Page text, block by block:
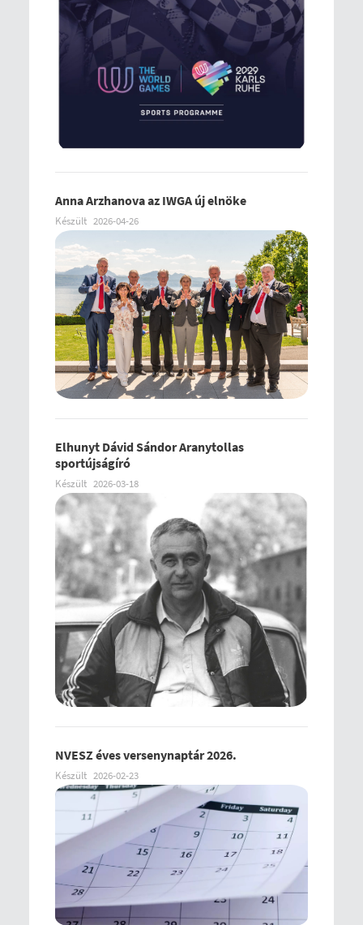
Anna Arzhanova az IWGA új elnöke
Készült 2026-04-26
Elhunyt Dávid Sándor Aranytollas
sportújságíró
Készült 2026-03-18
NVESZ éves versenynaptár 2026.
Készült 2026-02-23